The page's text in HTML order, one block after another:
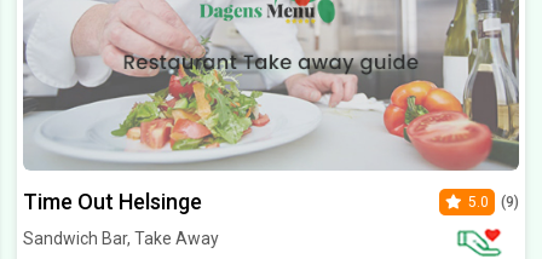
Time Out Helsinge
Sandwich Bar, Take Away
5.0 (9)